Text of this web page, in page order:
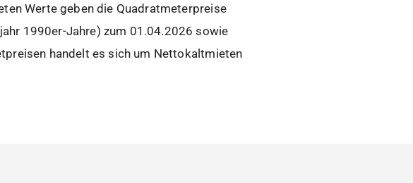
Werte geben die Quadratmeterpreise
1990er-Jahre) zum 01.04.2026 sowie
handelt es sich um Nettokaltmieten